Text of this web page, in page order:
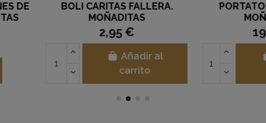
al
PELUCHE PEINETA FALLERA.
MOÑADITAS
23,95 €
Ver opciones